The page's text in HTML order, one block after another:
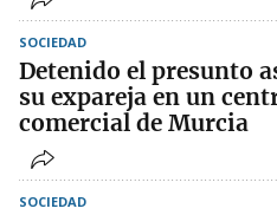
SOCIEDAD
Detenido el presunto
su expareja en un
comercial de Murcia
SOCIEDAD